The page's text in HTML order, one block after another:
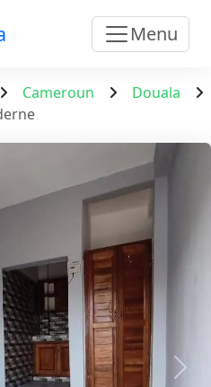
Menu
Cameroun
Douala